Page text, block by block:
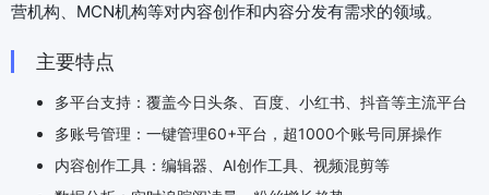
营机构、MCN机构等对内容创作和内容分发有需求的领域。
主要特点
多平台支持：覆盖今日头条、百度、小红书、抖音等主流平台
多账号管理：一键管理60+平台，超1000个账号同屏操作
内容创作工具：编辑器、AI创作工具、视频混剪等